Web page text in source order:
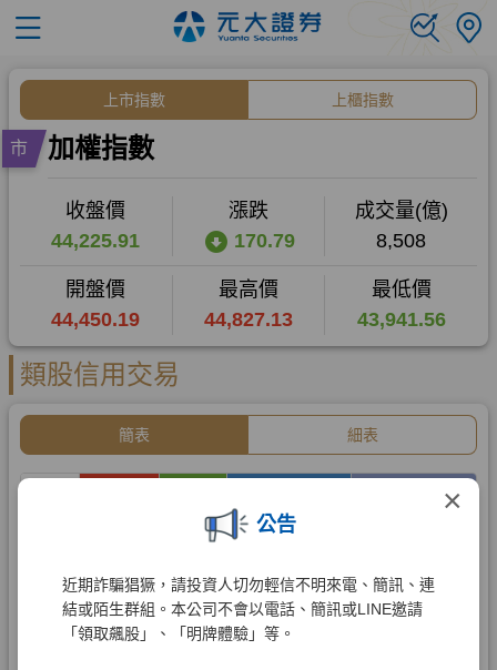
×
公告
近期詐騙猖獗，請投資人切勿輕信不明來電、簡訊、連
結或陌生群組。本公司不會以電話、簡訊或LINE邀請
「領取飆股」、「明牌體驗」等。